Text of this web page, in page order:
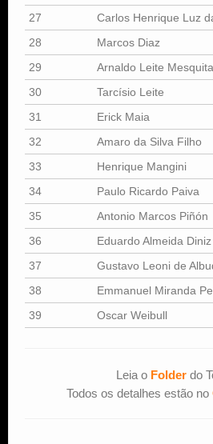
27
Carlos Henrique Luz
28
Marcos Diaz
29
Arnaldo Leite Mesquita
30
Tarcísio Leite
31
Erick Maia
32
Amaro da Silva Filho
33
Henrique Mangini
34
Paulo Ricardo Paiva
35
Antonio Marcos Piñón
36
Eduardo Almeida Diniz
37
Gustavo Leoni de
38
Emmanuel Miranda
39
Oscar Weibull
Leia o Folderdo
Todos os detalhes estão no